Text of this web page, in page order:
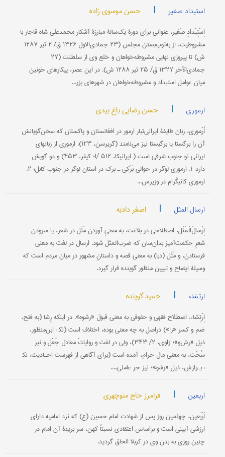
استبداد صغیر | حسن موسوی زاده
اِسْتِبْدادِ صَغیر، عنوانی برای دورۀ یک‌سالۀ مبارزۀ آشکار محمدعلی ‌شاه قاجار با
مشروطیت، از به‌توپ‌بستن مجلس (۲۳ جمادی‌الاول ۱۳۲۶ ق/ ۲ تیر ۱۲۸۷
ش) تا پیروزی نهایی مشروطه‌خواهان و خلع وی از سلطنت (۲۷
جمادی‌الآخر ۱۳۲۷ ق/ ۲۵ تیر ۱۲۸۸ ش). در این عصر، پیکارهای خونین
میان عوامل استبداد و مشروطه‌خواهان در شهرهای بزر...
ارموری | حسن رضایی باغ بیدی
اُرْموری، زبان طایفۀ ایرانی‌تبار ارمور در افغانستان و پاکستان که سخن‌گویانش
آن را برگستا یا برگیستا نیز می‌نامند (گریرسن، ۱۲۳). ارموری از زبانهای
ایرانی نو جنوب شرقی است ( ایرانیکا، I/ ۵۱۲؛ کیفر، ۴۵۳) و دو گویش
دارد: ۱. ارموری لوگر در حوالی بَرَکی ـ برک در استان لوگر در جنوب کابل؛ ۲.
ارموری کانیگُرام در وزیرس...
ارسال المثل | اصغر دادبه
اِرْسالُ‌الْمَثَل، اصطلاحی در بلاغت، به معنیِ آوردن مَثَل در شعر، یا سرودن
شعرِ حکمت‌آمیز بدان‌سان که ضرب‌المثل شود. ارسال در لغت به معنی
فرستادن، و مَثَل (دبا) به معنی قصه و داستانِ مشهور در میان مردم است که
وسیلۀ ایضاح و تبیین منظور گوینده قرار گیرد.
ارتشاء | حمید گوینده
اِرْتِشاء، اصطلاح فقهی و حقوقی به معنی قبول «رشوه». در اینکه رِشا (به فتح،
ضم و کسر «را») دراصل به چه معنی بوده، اختلاف است (نک‍ : ابن‌منظور،
ذیل «رش‌و»؛ زاوی، ۲/ ۳۴۳)، ولی در لغت و روایاتْ معادل جُعْل و نیز
سُحْت، به معنی مال حرام، آمده است (برای آگاهی از فهرست احـادیث، نک‍
: بـرازش، ذیل «رشو»؛ نیز حر عاملی،...
اربعین | فرامرز حاج منوچهری
اَرْبَعین، چهلمین روز پس از شهادت امام حسین (ع) که نزد امامیه دارای
ارزشی آیینی ‌است و بر‌اساس اعتقادی نسبتاً کهن، سر بریدۀ آن امام در
چنین روزی به بدن وی در کربلا الحاق گردید.